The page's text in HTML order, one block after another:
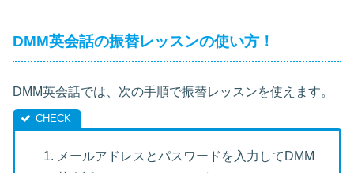
DMM英会話の振替レッスンの使い方！
DMM英会話では、次の手順で振替レッスンを使えます。
メールアドレスとパスワードを入力してDMM